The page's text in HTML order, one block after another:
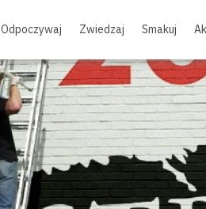
Odpoczywaj Zwiedzaj Smakuj